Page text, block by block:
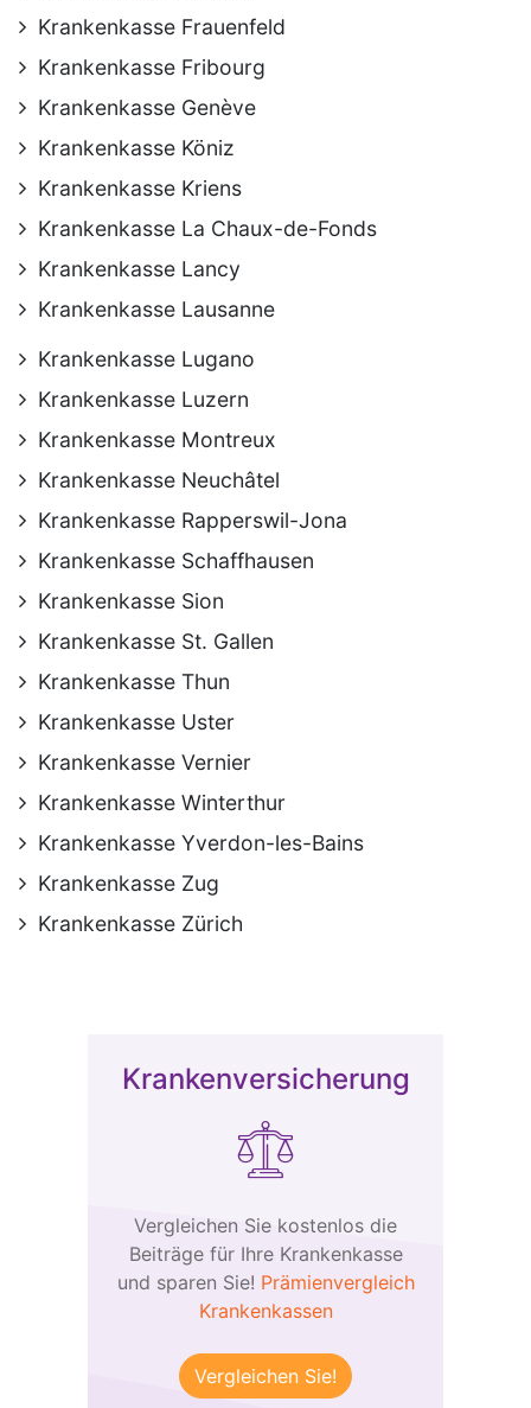
Krankenkasse Frauenfeld
Krankenkasse Fribourg
Krankenkasse Genève
Krankenkasse Köniz
Krankenkasse Kriens
Krankenkasse La Chaux-de-Fonds
Krankenkasse Lancy
Krankenkasse Lausanne
Krankenkasse Lugano
Krankenkasse Luzern
Krankenkasse Montreux
Krankenkasse Neuchâtel
Krankenkasse Rapperswil-Jona
Krankenkasse Schaffhausen
Krankenkasse Sion
Krankenkasse St. Gallen
Krankenkasse Thun
Krankenkasse Uster
Krankenkasse Vernier
Krankenkasse Winterthur
Krankenkasse Yverdon-les-Bains
Krankenkasse Zug
Krankenkasse Zürich
Krankenversicherung
Vergleichen Sie kostenlos die
Beiträge für Ihre Krankenkasse
und sparen Sie! Prämienvergleich
Krankenkassen
Vergleichen Sie!